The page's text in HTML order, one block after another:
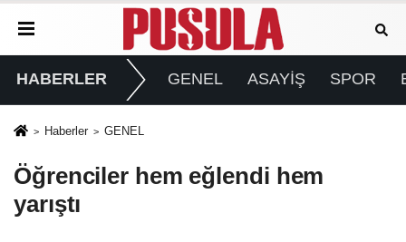
HABERLER GENEL ASAYİŞ SPOR
Haberler GENEL
Öğrenciler hem eğlendi hem
yarıştı